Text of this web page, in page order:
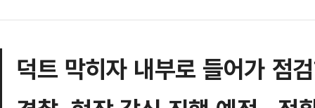
덕트 막히자 내부로 들어가 점